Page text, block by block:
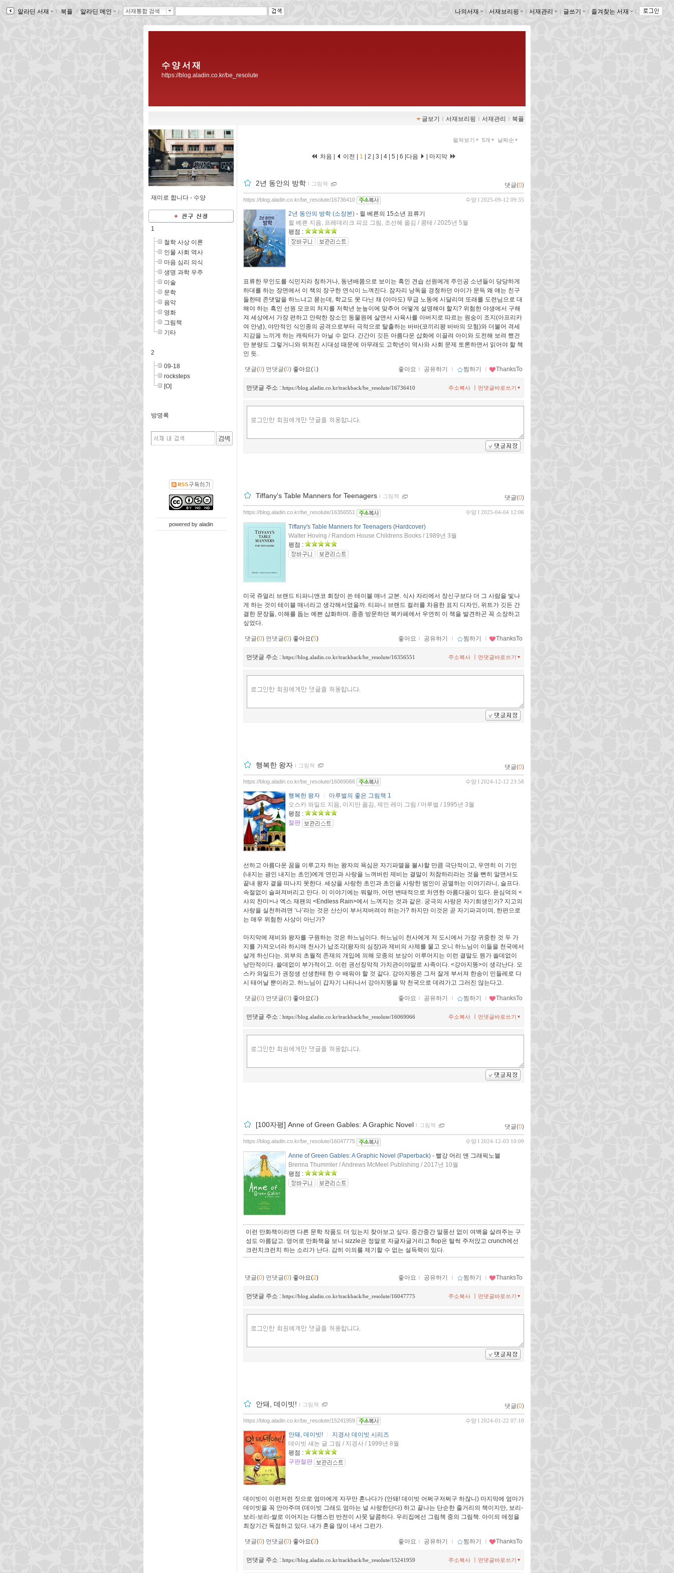
알라딘 서재 ｌ북플ｌ알라딘 메인 ｌ 서재통합 검색 나의서재 ｌ서재브리핑 ｌ서재관리 ｌ글쓰기 ｌ즐겨찾는 서재 ｌ
수 양 서 재
https://blog.aladin.co.kr/be_resolute
글보기 ｌ 서재브리핑 ｌ 서재관리 ｌ 북플
재미로 합니다 - 수양
1
철학 사상 이론
인물 사회 역사
마음 심리 의식
생명 과학 우주
미술
문학
음악
영화
그림책
기타
2
09-18
rocksteps
[O]
방명록
powered by aladin
펼쳐보기 5개 날짜순
처음 | 이전 | 1 2 3 4 5 6 다음 마지막
2년 동안의 방학 ｌ 그림책 댓글(0)
수양 l 2025-09-12 09:35
https://blog.aladin.co.kr/be_resolute/16736410
2년 동안의 방학 (소장본) - 쥘 베른의 15소년 표류기
쥘 베른 지음, 프레데리크 피요 그림, 조선혜 옮김 / 콩테 / 2025년 5월
평점 :
표류한 무인도를 식민지라 칭하거나, 동년배쯤으로 보이는 흑인 견습 선원에게 주인공 소년들이 당당하게
하대를 하는 장면에서 이 책의 장구한 연식이 느껴진다. 잠자리 낭독을 경청하던 아이가 문득 왜 얘는 친구
들한테 존댓말을 하느냐고 묻는데, 학교도 못 다닌 채 (아마도) 무급 노동에 시달리며 또래를 도련님으로 대
해야 하는 흑인 선원 모코의 처지를 저학년 눈높이에 맞추어 어떻게 설명해야 할지? 위험한 야생에서 구해
져 세상에서 가장 편하고 안락한 장소인 동물원에 살면서 사육사를 아버지로 따르는 원숭이 조지(아프리카
여 안녕), 야만적인 식인종의 공격으로부터 극적으로 탈출하는 바바(코끼리왕 바바의 모험)와 더불어 격세
지감을 느끼게 하는 캐릭터가 아닐 수 없다. 간간이 깃든 아름다운 삽화에 이끌려 아이와 도전해 보려 했건
만 분량도 그렇거니와 뒤처진 시대성 때문에 아무래도 고학년이 역사와 사회 문제 토론하면서 읽어야 할 책
인 듯.
댓글(0) 먼댓글(0) 좋아요(1) 좋아요 ｌ 공유하기 ｌ 찜하기 ｌ ThanksTo
먼댓글 주소 : https://blog.aladin.co.kr/trackback/be_resolute/16736410 먼댓글바로쓰기
주소복사
Tiffany's Table Manners for Teenagers ｌ 그림책 댓글(0)
수양 l 2025-04-04 12:06
https://blog.aladin.co.kr/be_resolute/16356551
Tiffany's Table Manners for Teenagers (Hardcover)
Walter Hoving / Random House Childrens Books / 1989년 3월
평점 :
미국 쥬얼리 브랜드 티파니앤코 회장이 쓴 테이블 매너 교본. 식사 자리에서 장신구보다 더 그 사람을 빛나
게 하는 것이 테이블 매너라고 생각해서였을까. 티파니 브랜드 컬러를 차용한 표지 디자인, 위트가 깃든 간
결한 문장들, 이해를 돕는 예쁜 삽화하며. 종종 방문하던 북카페에서 우연히 이 책을 발견하곤 꼭 소장하고
싶었다.
댓글(0) 먼댓글(0) 좋아요(5) 좋아요 ｌ 공유하기 ｌ 찜하기 ｌ ThanksTo
먼댓글 주소 : https://blog.aladin.co.kr/trackback/be_resolute/16356551 먼댓글바로쓰기
주소복사
행복한 왕자 ｌ 그림책 댓글(0)
수양 l 2024-12-12 23:58
https://blog.aladin.co.kr/be_resolute/16069066
행복한 왕자
마루벌의 좋은 그림책 1
오스카 와일드 지음, 이지만 옮김, 제인 레이 그림 / 마루벌 / 1995년 3월
평점 :
절판
선하고 아름다운 꿈을 이루고자 하는 왕자의 욕심은 자기파멸을 불사할 만큼 극단적이고, 우연히 이 기인
(내지는 광인 내지는 초인)에게 연민과 사랑을 느껴버린 제비는 결말이 처참하리라는 것을 뻔히 알면서도
끝내 왕자 곁을 떠나지 못한다. 세상을 사랑한 초인과 초인을 사랑한 범인이 공멸하는 이야기라니, 슬프다.
속절없이 슬퍼져버리고 만다. 이 이야기에는 뭐랄까, 어떤 변태적으로 처연한 아름다움이 있다. 윤심덕의 <
사의 찬미>나 엑스 재팬의 <Endless Rain>에서 느껴지는 것과 같은. 궁극의 사랑은 자기희생인가? 지고의
사랑을 실천하려면 ‘나’라는 것은 산산이 부서져버려야 하는가? 하지만 이것은 곧 자기파괴이며, 한편으로
는 매우 위험한 사상이 아닌가?
마지막에 제비와 왕자를 구원하는 것은 하느님이다. 하느님이 천사에게 저 도시에서 가장 귀중한 것 두 가
지를 가져오너라 하시매 천사가 납조각(왕자의 심장)과 제비의 사체를 물고 오니 하느님이 이들을 천국에서
살게 하신다는. 외부의 초월적 존재의 개입에 의해 모종의 보상이 이루어지는 이런 결말도 뭔가 쓸데없이
낭만적이다. 쓸데없이 부가적이고. 이런 권선징악적 가치관이야말로 사족이다. <강아지똥>이 생각난다. 오
스카 와일드가 권정생 선생한테 한 수 배워야 할 것 같다. 강아지똥은 그저 잘게 부서져 한송이 민들레로 다
시 태어날 뿐이라고. 하느님이 갑자기 나타나서 강아지똥을 막 천국으로 데려가고 그러진 않는다고.
댓글(0) 먼댓글(0) 좋아요(2) 좋아요 ｌ 공유하기 ｌ 찜하기 ｌ ThanksTo
먼댓글 주소 : https://blog.aladin.co.kr/trackback/be_resolute/16069066 먼댓글바로쓰기
주소복사
[100자평] Anne of Green Gables: A Graphic Novel ｌ 그림책 댓글(0)
수양 l 2024-12-03 10:09
https://blog.aladin.co.kr/be_resolute/16047775
Anne of Green Gables: A Graphic Novel (Paperback) - 빨강 머리 앤 그래픽노블
Brenna Thummler / Andrews McMeel Publishing / 2017년 10월
평점 :
이런 만화책이라면 다른 문학 작품도 더 있는지 찾아보고 싶다. 중간중간 말풍선 없이 여백을 살려주는 구
성도 아름답고. 영어로 만화책을 보니 sizzle은 정말로 자글자글거리고 flop은 털썩 주저앉고 crunch에선
크런치크런치 하는 소리가 난다. 감히 이의를 제기할 수 없는 설득력이 있다.
댓글(0) 먼댓글(0) 좋아요(2) 좋아요 ｌ 공유하기 ｌ 찜하기 ｌ ThanksTo
먼댓글 주소 : https://blog.aladin.co.kr/trackback/be_resolute/16047775 먼댓글바로쓰기
주소복사 ㅣ
안돼, 데이빗! ｌ 그림책 댓글(0)
수양 l 2024-01-22 07:10
https://blog.aladin.co.kr/be_resolute/15241959
안돼, 데이빗!
지경사 데이빗 시리즈
데이빗 섀논 글 그림 / 지경사 / 1999년 8월
평점 :
구판절판
데이빗이 이런저런 짓으로 엄마에게 자꾸만 혼나다가 (안돼! 데이빗 어쩌구저쩌구 하잖니) 마지막에 엄마가
데이빗을 꼭 안아주며 (데이빗 그래도 엄마는 널 사랑한단다) 하고 끝나는 단순한 줄거리의 책이지만, 보리-
보리-보리-쌀로 이어지는 다행스런 반전이 사뭇 달콤하다. 우리집에선 그림책 중의 그림책. 아이의 애정을
최장기간 독점하고 있다. 내가 혼을 많이 내서 그런가.
댓글(0) 먼댓글(0) 좋아요(3) 좋아요 ｌ 공유하기 ｌ 찜하기 ｌ ThanksTo
먼댓글 주소 : https://blog.aladin.co.kr/trackback/be_resolute/15241959 먼댓글바로쓰기
주소복사